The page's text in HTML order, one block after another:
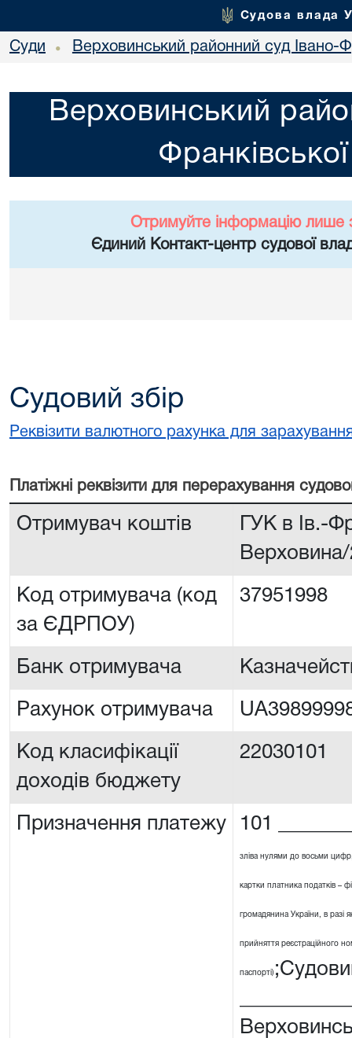
Судова влада
Суди • Верховинський районний суд Івано-
Верховинський
Отримуйте інформацію лише
Єдиний Контакт-центр судової
Судовий збір
Реквізити валютного рахунка для
Платiжнi реквiзити для перерахування
Отримувач коштів
ГУК в Iв.-
Код отримувача (код
за ЄДРПОУ)
37951998
Банк отримувача
Рахунок отримувача
Код класифікації
доходів бюджету
22030101
Призначення платежу 101
зліва нулями до восьми
картки платника податків –
громадянина України, в разі
прийняття реєстраційного
паспорті)